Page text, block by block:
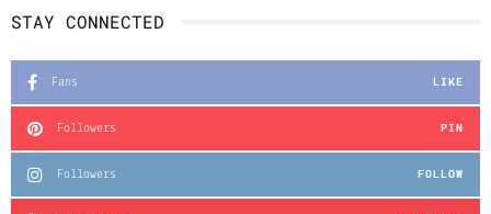
STAY CONNECTED
Fans LIKE
Followers PIN
Followers FOLLOW